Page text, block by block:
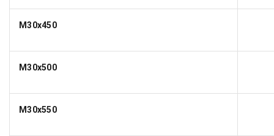
M30x450
M30x500
M30x550